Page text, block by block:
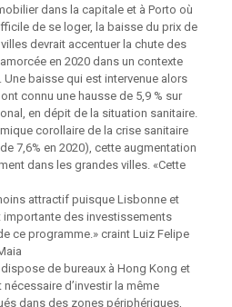
dans la capitale et à Porto où
de se loger, la baisse du prix de
devrait accentuer la chute des
en 2020 dans un contexte
baisse qui est intervenue alors
connu une hausse de 5,9 % sur
en dépit de la situation sanitaire.
corollaire de la crise sanitaire
7,6% en 2020), cette augmentation
dans les grandes villes. «Cette
attractif puisque Lisbonne et
importante des investissements
ce programme.» craint Luiz Felipe
de bureaux à Hong Kong et
d’investir la même
dans des zones périphériques,